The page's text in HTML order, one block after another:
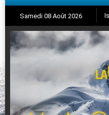
Samedi 08 Août 2026
Nuit de la Glisse 2018